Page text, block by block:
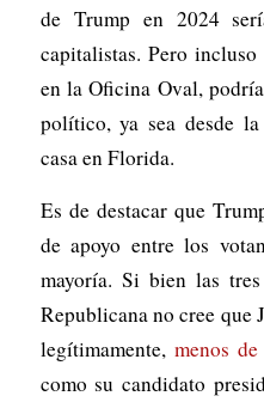
de Trump en 2024
capitalistas. Pero
en la Oficina Oval,
político, ya sea desde
casa en Florida.
Es de destacar que
de apoyo entre los
mayoría. Si bien las
Republicana no cree que
legítimamente, menos
como su candidato